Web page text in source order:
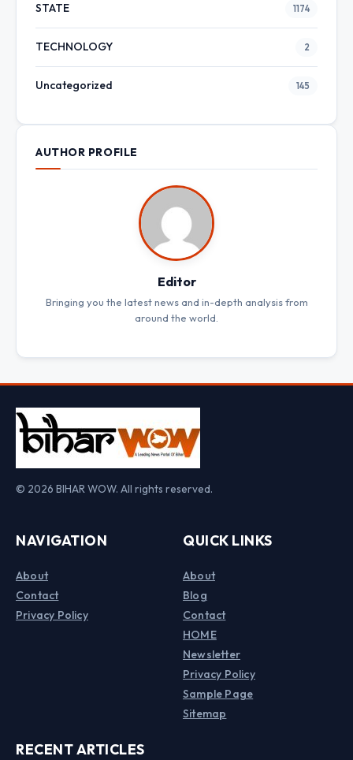
STATE 1174
TECHNOLOGY 2
Uncategorized 145
AUTHOR PROFILE
Editor
Bringing you the latest news and in-depth analysis from
around the world.
© 2026 BIHAR WOW. All rights reserved.
NAVIGATION
About
Contact
Privacy Policy
QUICK LINKS
About
Blog
Contact
HOME
Newsletter
Privacy Policy
Sample Page
Sitemap
RECENT ARTICLES